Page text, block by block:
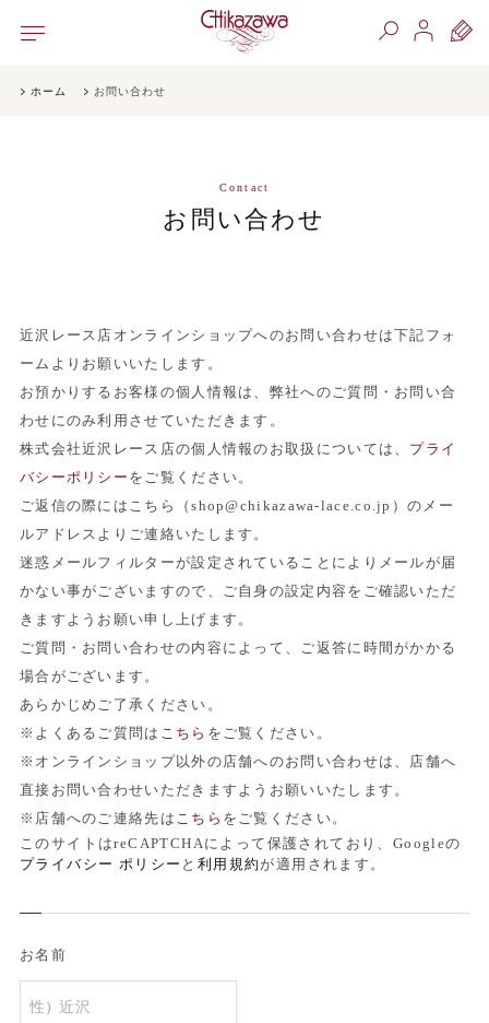
ホーム お問い合わせ
Contact
お問い合わせ
近沢レース店オンラインショップへのお問い合わせは下記フォ
ームよりお願いいたします。
お預かりするお客様の個人情報は、弊社へのご質問・お問い合
わせにのみ利用させていただきます。
株式会社近沢レース店の個人情報のお取扱については、 プライ
バシーポリシー をご覧ください。
ご返信の際にはこちら（shop@chikazawa-lace.co.jp）のメー
ルアドレスよりご連絡いたします。
迷惑メールフィルターが設定されていることによりメールが届
かない事がございますので、ご自身の設定内容をご確認いただ
きますようお願い申し上げます。
ご質問・お問い合わせの内容によって、ご返答に時間がかかる
場合がございます。
あらかじめご了承ください。
※よくあるご質問は こちら をご覧ください。
※オンラインショップ以外の店舗へのお問い合わせは、店舗へ
直接お問い合わせいただきますようお願いいたします。
※店舗へのご連絡先は こちら をご覧ください。
このサイトはreCAPTCHAによって保護されており、Googleの
プライバシー ポリシー と 利用規約が適用されます。
お名前